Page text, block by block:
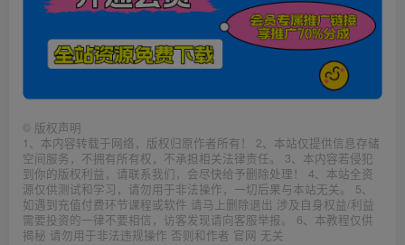
© 版权声明
1、本内容转载于网络，版权归原作者所有！ 2、本站仅提供信息存储
空间服务，不拥有所有权，不承担相关法律责任。 3、本内容若侵犯
到你的版权利益，请联系我们，会尽快给予删除处理！ 4、本站全资
源仅供测试和学习，请勿用于非法操作，一切后果与本站无关。 5、
如遇到充值付费环节课程或软件 请马上删除退出 涉及自身权益/利益
需要投资的一律不要相信，访客发现请向客服举报。 6、本教程仅供
揭秘 请勿用于非法违规操作 否则和作者 官网 无关